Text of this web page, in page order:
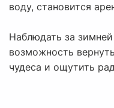
воду, становится
Наблюдать за
возможность
чудеса и ощутить